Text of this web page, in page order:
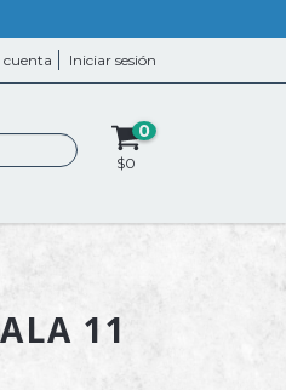
cuenta Iniciar sesión
0
$0
11